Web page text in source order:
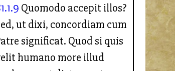
Quomodo accepit illos?
ut dixi, concordiam cum
significat. Quod si quis
humano more illud